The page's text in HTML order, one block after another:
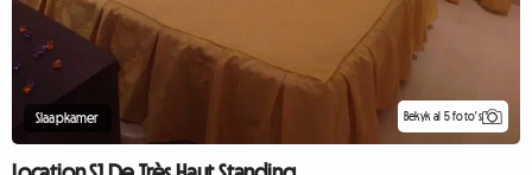
Slaapkamer Bekyk al 5 foto's